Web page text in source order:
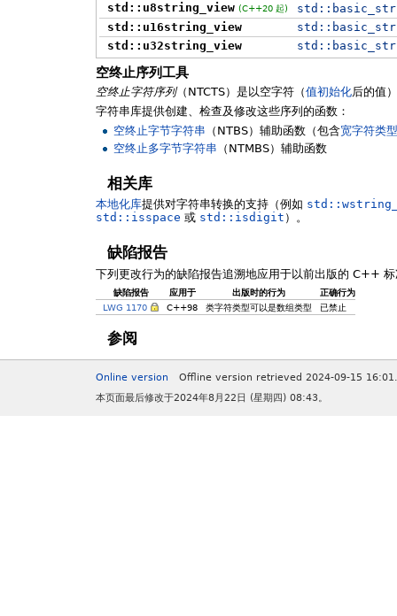
std::u8string_view (C++20 起) std::
std::u16string_view
std::
std::u32string_view
std::
空终止序列工具
空终止字符序列（NTCTS）是以空字符（值初始化后的值
字符串库提供创建、检查及修改这些序列的函数：
空终止字节字符串 （NTBS）辅助函数（包含宽字符类
空终止多字节字符串 （NTMBS）辅助函数
相关库
本地化库提供对字符串转换的支持（例如
std::isspace 或 std::isdigit ）。
缺陷报告
下列更改行为的缺陷报告追溯地应用于以前出版的 C++
缺陷报告 应用于 出版时的行为
正确行为
LWG 1170
C++98 类字符类型可以是数组类型 已禁止
参阅
Online version
Offline version retrieved 2024-09-15 16:01.
本页面最后修改于2024年8月22日 (星期四) 08:43。